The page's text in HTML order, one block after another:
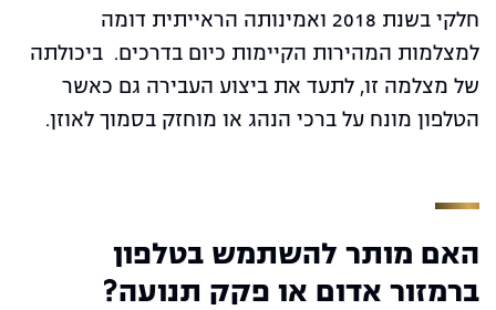
חלקי בשנת 2018 ואמינותה הראייתית דומה
למצלמות המהירות הקיימות כיום בדרכים. ביכולתה
של מצלמה זו, לתעד את ביצוע העבירה גם כאשר
הטלפון מונח על ברכי הנהג או מוחזק בסמוך לאוזן.
האם מותר להשתמש בטלפון
ברמזור אדום או פקק תנועה?